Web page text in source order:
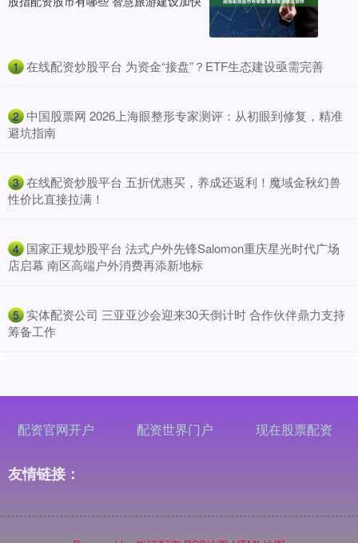
1 ​在线配资炒股平台 为资金“接盘”？ETF生态建设亟需完善
2 ​中国股票网 2026上海眼整形专家测评：从初眼到修复，精准
避坑指南
3 ​在线配资炒股平台 五折优惠买，养成还返利！魔域金秋幻兽
性价比直接拉满！
4 ​国家正规炒股平台 法式户外先锋Salomon重庆星光时代广场
店启幕 南区高端户外消费再添新地标
5 ​实体配资公司 三亚亚沙会迎来30天倒计时 合作伙伴鼎力支持
筹备工作
配资官网开户 配资世界门户 现在股票配资
友情链接：